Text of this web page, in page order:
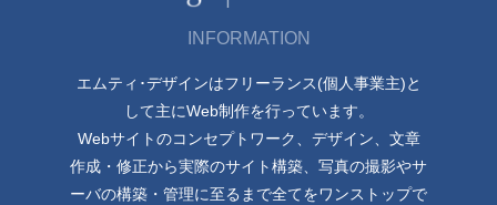
INFORMATION
エムティ･デザインはフリーランス(個人事業主)と
して主にWeb制作を行っています。
Webサイトのコンセプトワーク、デザイン、文章
作成・修正から実際のサイト構築、写真の撮影やサ
ーバの構築・管理に至るまで全てをワンストップで